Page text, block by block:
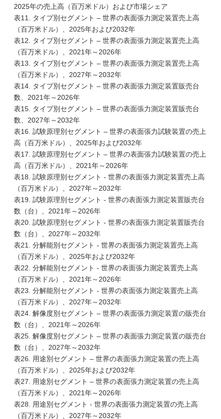
2025年の売上高（百万米ドル）および市場シェア
表11. タイプ別セグメント – 世界の表面張力測定装置売上高
（百万米ドル）、2025年および2032年
表12. タイプ別セグメント – 世界の表面張力測定装置売上高
（百万米ドル）、2021年～2026年
表13. タイプ別セグメント – 世界の表面張力測定装置売上高
（百万米ドル）、2027年～2032年
表14. タイプ別セグメント – 世界の表面張力測定装置販売台
数、2021年～2026年
表15. タイプ別セグメント – 世界の表面張力測定装置販売台
数、2027年～2032年
表16. 試験原理別セグメント – 世界の表面張力試験装置の売上
高（百万米ドル）、2025年および2032年
表17. 試験原理別セグメント – 世界の表面張力試験装置の売上
高（百万米ドル）、2021年～2026年
表18. 試験原理別セグメント - 世界の表面張力測定装置売上高
（百万米ドル）、2027年～2032年
表19. 試験原理別セグメント - 世界の表面張力測定装置販売台
数（台）、2021年～2026年
表20. 試験原理別セグメント - 世界の表面張力測定装置販売台
数（台）、2027年～2032年
表21. 分解能別セグメント - 世界の表面張力測定装置売上高
（百万米ドル）、2025年および2032年
表22. 分解能別セグメント - 世界の表面張力測定装置売上高
（百万米ドル）、2021年～2026年
表23. 分解能別セグメント - 世界の表面張力測定装置売上高
（百万米ドル）、2027年～2032年
表24. 解像度別セグメント – 世界の表面張力測定装置の販売台
数（台）、2021年～2026年
表25. 解像度別セグメント – 世界の表面張力測定装置の販売台
数（台）、2027年～2032年
表26. 用途別セグメント – 世界の表面張力測定装置の売上高
（百万米ドル）、2025年および2032年
表27. 用途別セグメント – 世界の表面張力測定装置の売上高
（百万米ドル）、2021年～2026年
表28. 用途別セグメント - 世界の表面張力測定装置の売上高
（百万米ドル）、2027年～2032年